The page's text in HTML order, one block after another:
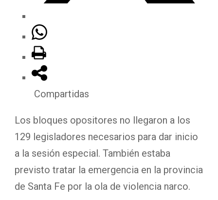
Compartidas
Los bloques opositores no llegaron a los
129 legisladores necesarios para dar inicio
a la sesión especial. También estaba
previsto tratar la emergencia en la provincia
de Santa Fe por la ola de violencia narco.